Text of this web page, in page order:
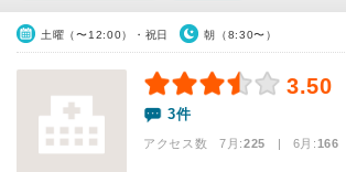
土曜（〜12:00）・祝日 朝（8:30〜）
3.50
3件
アクセス数 7月:225 | 6月:166